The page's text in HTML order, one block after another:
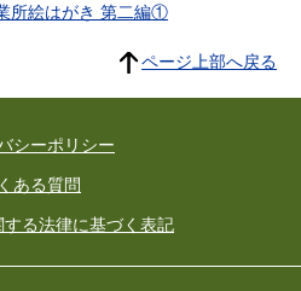
所絵はがき 第二編①
ページ上部へ戻る
シーポリシー
ある質問
る法律に基づく表記